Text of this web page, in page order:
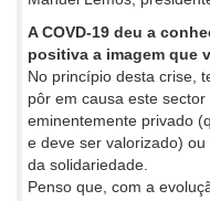
A COVD-19 deu a
positiva a imagem que
No princípio desta crise,
pôr em causa este
eminentemente privado
e deve ser valorizado)
da solidariedade.
Penso que, com a